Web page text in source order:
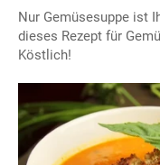
Nur Gemüsesuppe ist
dieses Rezept für
Köstlich!